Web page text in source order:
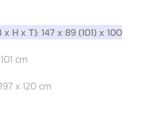
x H x T): 147 x 89 (101) x 100
cm
x 120 cm